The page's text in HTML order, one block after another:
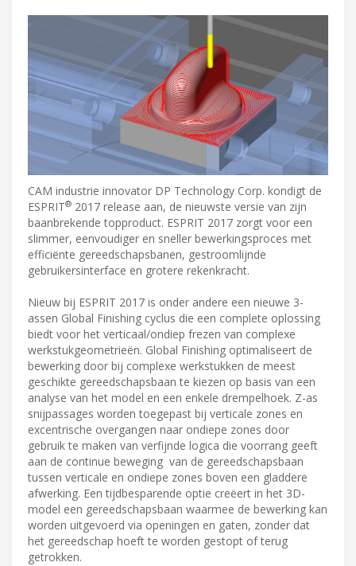
CAM industrie innovator DP Technology Corp. kondigt de
ESPRIT® 2017 release aan, de nieuwste versie van zijn
baanbrekende topproduct. ESPRIT 2017 zorgt voor een
slimmer, eenvoudiger en sneller bewerkingsproces met
efficiënte gereedschapsbanen, gestroomlijnde
gebruikersinterface en grotere rekenkracht.
Nieuw bij ESPRIT 2017 is onder andere een nieuwe 3-
assen Global Finishing cyclus die een complete oplossing
biedt voor het verticaal/ondiep frezen van complexe
werkstukgeometrieën. Global Finishing optimaliseert de
bewerking door bij complexe werkstukken de meest
geschikte gereedschapsbaan te kiezen op basis van een
analyse van het model en een enkele drempelhoek. Z-as
snijpassages worden toegepast bij verticale zones en
excentrische overgangen naar ondiepe zones door
gebruik te maken van verfijnde logica die voorrang geeft
aan de continue beweging van de gereedschapsbaan
tussen verticale en ondiepe zones boven een gladdere
afwerking. Een tijdbesparende optie creëert in het 3D-
model een gereedschapsbaan waarmee de bewerking kan
worden uitgevoerd via openingen en gaten, zonder dat
het gereedschap hoeft te worden gestopt of terug
getrokken.